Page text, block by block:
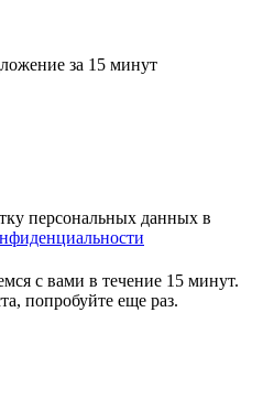
за 15 минут
персональных данных в
с вами в течение 15 минут.
попробуйте еще раз.